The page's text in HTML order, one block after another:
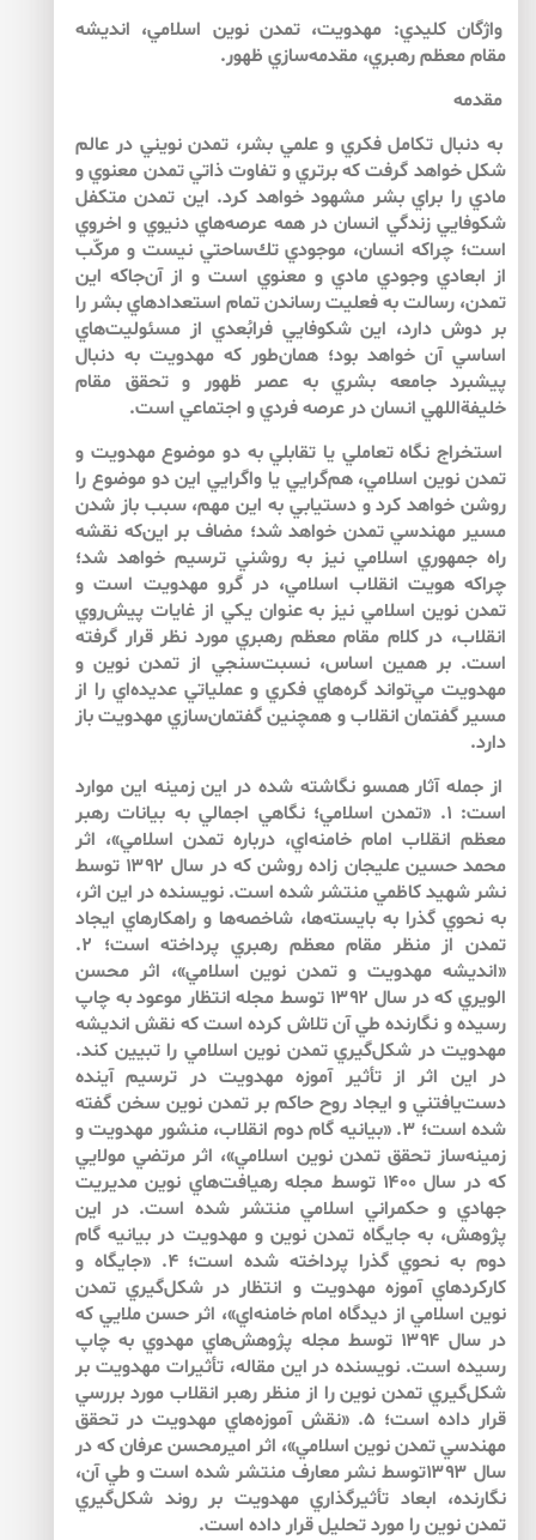
واژگان كليدي: مهدويت، تمدن نوين اسلامي، انديشه
مقام معظم رهبري، مقدمه‌‌سازي ظهور.
مقدمه
به دنبال تكامل فكري و علمي بشر، تمدن نويني در عالم
شكل خواهد گرفت كه برتري و تفاوت ذاتي تمدن معنوي و
مادي را براي بشر مشهود خواهد كرد. اين تمدن متكفل
شكوفايي زندگي انسان در همه عرصه‌‌هاي دنيوي و اخروي
است؛ چراكه انسان، موجودي تك‌‌ساحتي نيست و مركّب
از ابعادي وجودي مادي و معنوي است و از آن‌جاكه اين
تمدن، رسالت به فعليت رساندن تمام استعدادهاي بشر را
بر دوش دارد، اين شكوفايي فرابُعدي از مسئوليت‌‌هاي
اساسي آن خواهد بود؛ همان‌طور كه مهدويت به دنبال
پيشبرد جامعه بشري به عصر ظهور و تحقق مقام
خليفة‌‌اللهي انسان در عرصه فردي و اجتماعي است.
استخراج نگاه تعاملي يا تقابلي به دو موضوع مهدويت و
تمدن نوين اسلامي، هم‌‌گرايي يا واگرايي اين دو موضوع را
روشن خواهد كرد و دستيابي به اين مهم، سبب باز شدن
مسير مهندسي تمدن خواهد شد؛ مضاف بر اين‌كه نقشه
راه جمهوري اسلامي نيز به روشني ترسيم خواهد شد؛
چراكه هويت انقلاب اسلامي، در گرو مهدويت است و
تمدن نوين اسلامي نيز به عنوان يكي از غايات پيش‌‌روي
انقلاب، در كلام مقام معظم رهبري مورد نظر قرار گرفته
است. بر همين اساس، نسبت‌‌سنجي از تمدن نوين و
مهدويت مي‌‌تواند گره‌‌هاي فكري و عملياتي عديده‌‌اي را از
مسير گفتمان انقلاب و همچنين گفتمان‌‌سازي مهدويت باز
دارد.
از جمله آثار همسو نگاشته شده در اين زمينه اين موارد
است: ۱. «تمدن اسلامي؛ نگاهي اجمالي به بيانات رهبر
معظم انقلاب امام خامنه‌اي، درباره‌ تمدن اسلامي»، اثر
محمد حسين عليجان زاده روشن كه در سال ۱۳۹۲ توسط
نشر شهيد كاظمي منتشر شده است. نويسنده در اين اثر،
به نحوي گذرا به بايسته‌‌ها، شاخصه‌‌ها و راهكارهاي ايجاد
تمدن از منظر مقام معظم رهبري پرداخته است؛ ۲.
«انديشه مهدويت و تمدن نوين اسلامي»، اثر محسن
الويري كه در سال ۱۳۹۲ توسط مجله انتظار موعود به چاپ
رسيده و نگارنده طي آن تلاش كرده است كه نقش انديشه
مهدويت در شكل‌‌گيري تمدن نوين اسلامي را تبيين كند.
در اين اثر از تأثير آموزه مهدويت در ترسيم آينده
دست‌‌يافتني و ايجاد روح حاكم بر تمدن نوين سخن گفته
شده است؛ ۳. «بيانيه گام دوم انقلاب، منشور مهدويت و
زمينه‌‌ساز تحقق تمدن نوين اسلامي»، اثر مرتضي مولايي
كه در سال ۱۴۰۰ توسط مجله رهيافت‌‌هاي نوين مديريت
جهادي و حكمراني اسلامي منتشر شده است. در اين
پژوهش، به جايگاه تمدن نوين و مهدويت در بيانيه گام
دوم به نحوي گذرا پرداخته شده است؛ ۴. «جايگاه و
كاركردهاي آموزه مهدويت و انتظار در شكل‌‌گيري تمدن
نوين اسلامي از ديدگاه امام خامنه‌‌اي»، اثر حسن ملايي كه
در سال ۱۳۹۴ توسط مجله پژوهش‌‌هاي مهدوي به چاپ
رسيده است. نويسنده در اين مقاله، تأثيرات مهدويت بر
شكل‌‌گيري تمدن نوين را از منظر رهبر انقلاب مورد بررسي
قرار داده است؛ ۵. «نقش آموزه‌‌هاي مهدويت در تحقق
مهندسي تمدن نوين اسلامي»، اثر اميرمحسن عرفان كه در
سال ۱۳۹۳توسط نشر معارف منتشر شده است و طي آن،
نگارنده، ابعاد تأثيرگذاري مهدويت بر روند شكل‌‌گيري
تمدن نوين را مورد تحليل قرار داده است.